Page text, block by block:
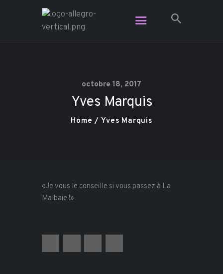
octobre 18, 2017
Yves Marquis
Home Yves Marquis
Plats pour emporter
«Je vous le conseille si vous passez à La
Malbaie !»